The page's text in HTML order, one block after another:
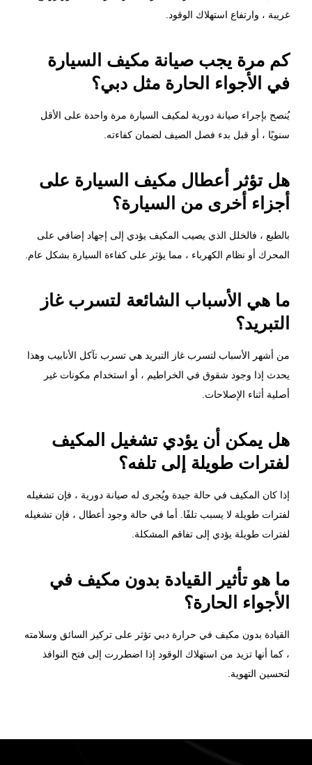
غريبة ، وارتفاع استهلاك الوقود.
كم مرة يجب صيانة مكيف السيارة
في الأجواء الحارة مثل دبي؟
يُنصح بإجراء صيانة دورية لمكيف السيارة مرة واحدة على الأقل
سنويًا ، أو قبل بدء فصل الصيف لضمان كفاءته.
هل تؤثر أعطال مكيف السيارة على
أجزاء أخرى من السيارة؟
بالطبع ، فالخلل الذي يصيب المكيف يؤدي إلى إجهاد إضافي على
المحرك أو نظام الكهرباء ، مما يؤثر على كفاءة السيارة بشكل عام.
ما هي الأسباب الشائعة لتسرب غاز
التبريد؟
من أشهر الأسباب لتسرب غاز التبريد هي تسرب تآكل الأنابيب وهذا
يحدث إذا وجود شقوق في الخراطيم ، أو استخدام مكونات غير
أصلية أثناء الإصلاحات.
هل يمكن أن يؤدي تشغيل المكيف
لفترات طويلة إلى تلفه؟
إذا كان المكيف في حالة جيدة ويُجرى له صيانة دورية ، فإن تشغيله
لفترات طويلة لا يسبب تلفًا. أما في حالة وجود أعطال ، فإن تشغيله
لفترات طويلة يؤدي إلى تفاقم المشكلة.
ما هو تأثير القيادة بدون مكيف في
الأجواء الحارة؟
القيادة بدون مكيف في حرارة دبي تؤثر على تركيز السائق وسلامته
، كما أنها تزيد من استهلاك الوقود إذا اضطررت إلى فتح النوافذ
لتحسين التهوية.